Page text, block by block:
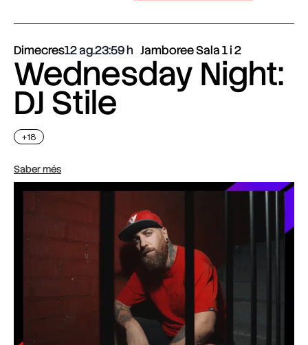
Dimecres12 ag.23:59 Jamboree Sala 1 i 2
Wednesday Night:
DJ Stile
+18
Saber més